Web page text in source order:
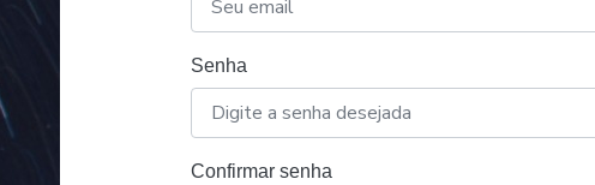
Senha
Confirmar senha